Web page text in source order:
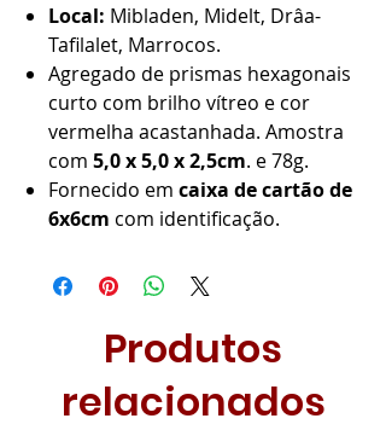
Local: Mibladen, Midelt, Drâa-
Tafilalet, Marrocos.
Agregado de prismas hexagonais
curto com brilho vítreo e cor
vermelha acastanhada. Amostra
com 5,0 x 5,0 x 2,5cm. e 78g.
Fornecido em caixa de cartão de
6x6cm com identificação.
Produtos
relacionados